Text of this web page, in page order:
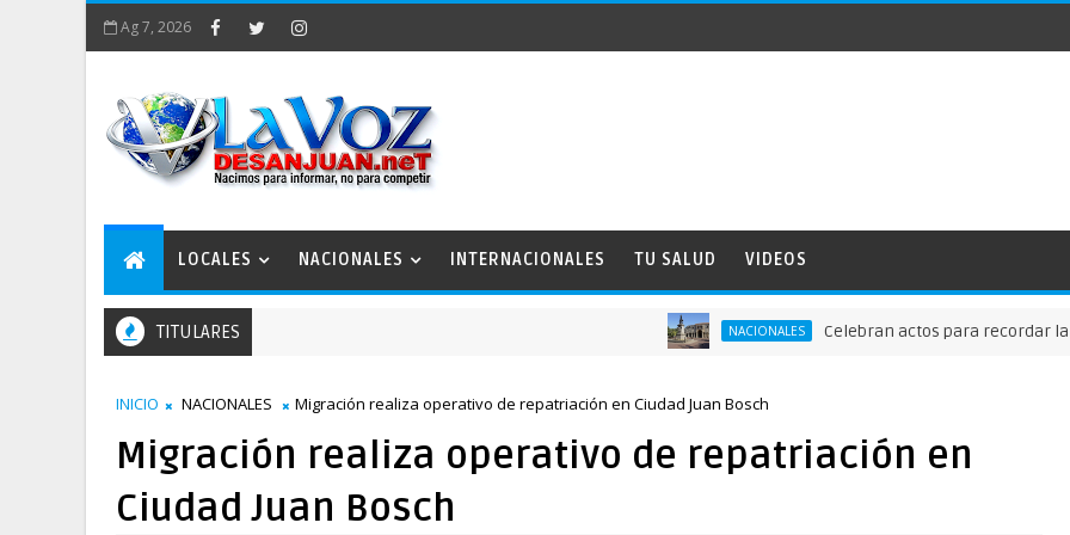
Ag 7, 2026
LOCALES NACIONALES INTERNACIONALES TU SALUD VIDEOS
TITULARES NACIONALES Celebran actos para recordar la
INICIO NACIONALES Migración realiza operativo de repatriación en Ciudad Juan Bosch
Migración realiza operativo de repatriación en
Ciudad Juan Bosch